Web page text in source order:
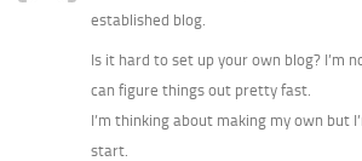
established blog.
Is it hard to set up your own blog? I’m
can figure things out pretty fast.
I’m thinking about making my own but
start.